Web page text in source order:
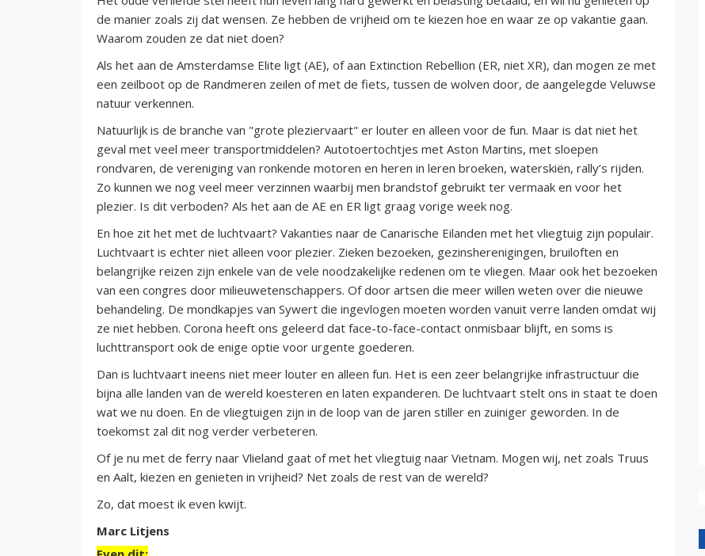
de manier zoals zij dat wensen. Ze hebben de vrijheid om te kiezen hoe en waar ze op vakantie gaan.
Waarom zouden ze dat niet doen?
Als het aan de Amsterdamse Elite ligt (AE), of aan Extinction Rebellion (ER, niet XR), dan mogen ze met
een zeilboot op de Randmeren zeilen of met de fiets, tussen de wolven door, de aangelegde Veluwse
natuur verkennen.
Natuurlijk is de branche van "grote pleziervaart" er louter en alleen voor de fun. Maar is dat niet het
geval met veel meer transportmiddelen? Autotoertochtjes met Aston Martins, met sloepen
rondvaren, de vereniging van ronkende motoren en heren in leren broeken, waterskiën, rally’s rijden.
Zo kunnen we nog veel meer verzinnen waarbij men brandstof gebruikt ter vermaak en voor het
plezier. Is dit verboden? Als het aan de AE en ER ligt graag vorige week nog.
En hoe zit het met de luchtvaart? Vakanties naar de Canarische Eilanden met het vliegtuig zijn populair.
Luchtvaart is echter niet alleen voor plezier. Zieken bezoeken, gezinsherenigingen, bruiloften en
belangrijke reizen zijn enkele van de vele noodzakelijke redenen om te vliegen. Maar ook het bezoeken
van een congres door milieuwetenschappers. Of door artsen die meer willen weten over die nieuwe
behandeling. De mondkapjes van Sywert die ingevlogen moeten worden vanuit verre landen omdat wij
ze niet hebben. Corona heeft ons geleerd dat face-to-face-contact onmisbaar blijft, en soms is
luchttransport ook de enige optie voor urgente goederen.
Dan is luchtvaart ineens niet meer louter en alleen fun. Het is een zeer belangrijke infrastructuur die
bijna alle landen van de wereld koesteren en laten expanderen. De luchtvaart stelt ons in staat te doen
wat we nu doen. En de vliegtuigen zijn in de loop van de jaren stiller en zuiniger geworden. In de
toekomst zal dit nog verder verbeteren.
Of je nu met de ferry naar Vlieland gaat of met het vliegtuig naar Vietnam. Mogen wij, net zoals Truus
en Aalt, kiezen en genieten in vrijheid? Net zoals de rest van de wereld?
Zo, dat moest ik even kwijt.
Marc Litjens